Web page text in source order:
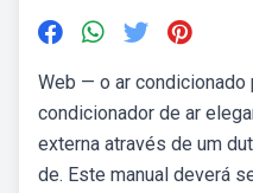
Web — o ar condicionado
condicionador de ar
externa através de um
de. Este manual deverá